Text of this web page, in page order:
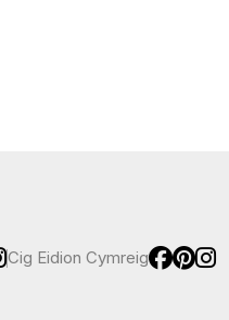
Cig Eidion Cymreig